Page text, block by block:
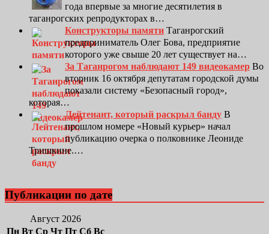
года впервые за многие десятилетия в
таганрогских репродукторах в…
Конструкторы памяти Таганрогский
предприниматель Олег Бова, предприятие
которого уже свыше 20 лет существует на…
За Таганрогом наблюдают 149 видеокамер Во
вторник 16 октября депутатам городской думы
показали систему «Безопасный город»,
которая…
Лейтенант, который раскрыл банду В
прошлом номере «Новый курьер» начал
публикацию очерка о полковнике Леониде
Тришкине.…
Публикации по дате
Август 2026
Пн Вт Ср Чт Пт Сб Вс